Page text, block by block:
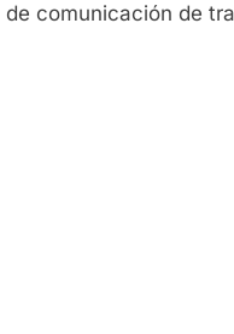
comunicación de